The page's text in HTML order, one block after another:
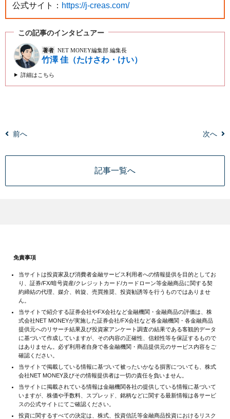
公式サイト： https://j-creas.com/
この記事のインタビュアー
著者 NET MONEY編集部 編集長
竹澤 佳（たけさわ・けい）
詳細はこちら
前へ 次へ
記事一覧へ
免責事項
当サイトは投資家及び消費者金融サービス利用者への情報提供を目的としてお
り、証券/FX/暗号資産/クレジットカード/カードローン等金融商品に関する契
約締結の代理、媒介、斡旋、売買推奨、投資勧誘等を行うものではありませ
ん。
当サイトで紹介する証券会社やFX会社など金融機関・金融商品の評価は、株
式会社NET MONEYが実施した証券会社/FX会社など各金融機関・各金融商品
提供元へのリサーチ結果及び投資家アンケート調査の結果である客観的データ
に基づいて作成していますが、その内容の正確性、信頼性等を保証するもので
はありません。必ず利用者自身で各金融機関・商品提供元のサービス内容をご
確認ください。
当サイトで掲載している情報に基づいて被ったいかなる損害についても、株式
会社NET MONEY及びその情報提供者は一切の責任を負いません。
当サイトに掲載されている情報は金融機関各社の提供している情報に基づいて
いますが、株価や手数料、スプレッド、銘柄などに関する最新情報は各サービ
スの公式サイトにてご確認ください。
投資に関するすべての決定は、株式、投資信託等金融商品投資におけるリスク